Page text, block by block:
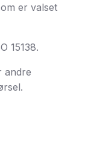
er valset
15138.
andre